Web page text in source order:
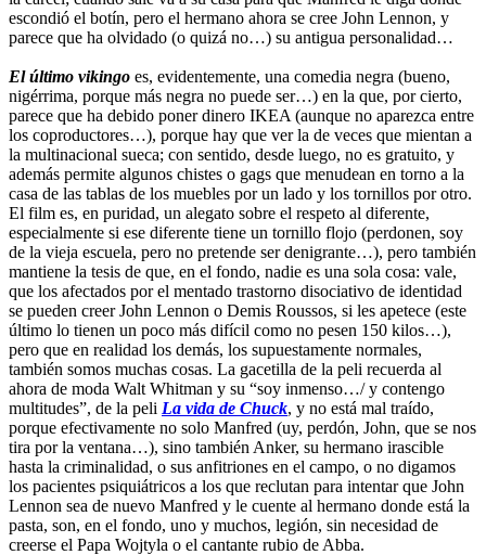
escondió el botín, pero el hermano ahora se cree John Lennon, y
parece que ha olvidado (o quizá no…) su antigua personalidad…
El último vikingo es, evidentemente, una comedia negra (bueno,
nigérrima, porque más negra no puede ser…) en la que, por cierto,
parece que ha debido poner dinero IKEA (aunque no aparezca entre
los coproductores…), porque hay que ver la de veces que mientan a
la multinacional sueca; con sentido, desde luego, no es gratuito, y
además permite algunos chistes o gags que menudean en torno a la
casa de las tablas de los muebles por un lado y los tornillos por otro.
El film es, en puridad, un alegato sobre el respeto al diferente,
especialmente si ese diferente tiene un tornillo flojo (perdonen, soy
de la vieja escuela, pero no pretende ser denigrante…), pero también
mantiene la tesis de que, en el fondo, nadie es una sola cosa: vale,
que los afectados por el mentado trastorno disociativo de identidad
se pueden creer John Lennon o Demis Roussos, si les apetece (este
último lo tienen un poco más difícil como no pesen 150 kilos…),
pero que en realidad los demás, los supuestamente normales,
también somos muchas cosas. La gacetilla de la peli recuerda al
ahora de moda Walt Whitman y su “soy inmenso…/ y contengo
multitudes”, de la peli La vida de Chuck, y no está mal traído,
porque efectivamente no solo Manfred (uy, perdón, John, que se nos
tira por la ventana…), sino también Anker, su hermano irascible
hasta la criminalidad, o sus anfitriones en el campo, o no digamos
los pacientes psiquiátricos a los que reclutan para intentar que John
Lennon sea de nuevo Manfred y le cuente al hermano donde está la
pasta, son, en el fondo, uno y muchos, legión, sin necesidad de
creerse el Papa Wojtyla o el cantante rubio de Abba.